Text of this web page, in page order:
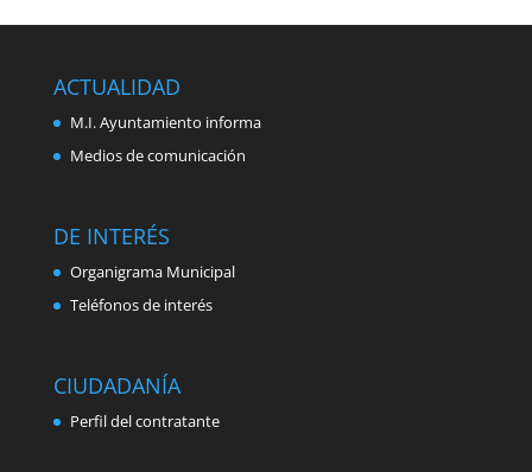
ACTUALIDAD
M.I. Ayuntamiento informa
Medios de comunicación
DE INTERÉS
Organigrama Municipal
Teléfonos de interés
CIUDADANÍA
Perfil del contratante